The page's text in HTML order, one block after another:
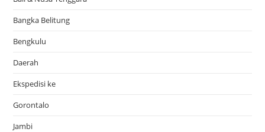
Bangka Belitung
Bengkulu
Daerah
Ekspedisi ke
Gorontalo
Jambi